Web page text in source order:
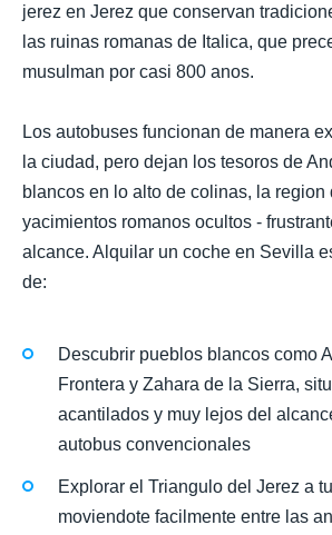
jerez en Jerez que conservan
las ruinas romanas de Italica, que
musulman por casi 800 anos.
Los autobuses funcionan de manera
la ciudad, pero dejan los tesoros de
blancos en lo alto de colinas, la region
yacimientos romanos ocultos -
alcance. Alquilar un coche en Sevilla
de:
Descubrir pueblos blancos como
Frontera y Zahara de la Sierra,
acantilados y muy lejos del
autobus convencionales
Explorar el Triangulo del Jerez a
moviendote facilmente entre las